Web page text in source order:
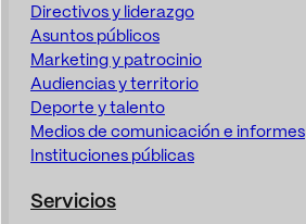
Directivos y liderazgo
Asuntos públicos
Marketing y patrocinio
Audiencias y territorio
Deporte y talento
Medios de comunicación e informes
Instituciones públicas
Servicios